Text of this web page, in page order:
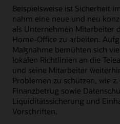
Beispielsweise ist Sicherheit
nahm eine neue und neu
als Unternehmen Mitarbeiter
Home-Office zu arbeiten.
Maßnahme bemühten sich
lokalen Richtlinien an die
und seine Mitarbeiter
Problemen zu schützen, wie
Finanzbetrug sowie
Liquiditätssicherung und
Vorschriften.